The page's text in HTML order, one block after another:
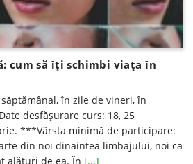
cum să îți schimbi viața în
în zile de vineri, în
desfăşurare curs: 18, 25
***Vârsta minimă de participare:
din noi dinaintea limbajului, noi ca
alături de ea. În [...]